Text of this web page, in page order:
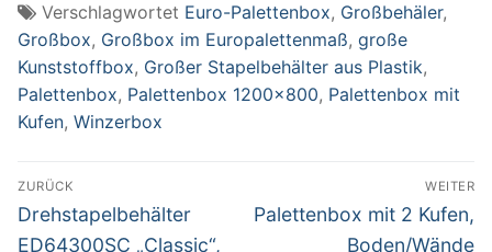
Verschlagwortet Euro-Palettenbox, Großbehäler,
Großbox, Großbox im Europalettenmaß, große
Kunststoffbox, Großer Stapelbehälter aus Plastik,
Palettenbox, Palettenbox 1200x800, Palettenbox mit
Kufen, Winzerbox
Beitragsnavigation
ZURÜCK
Vorheriger
Beitrag:
Drehstapelbehälter
ED64300SC „Classic“,
WEITER
Nächster
Palettenbox mit 2 Kufen,
Boden/Wände